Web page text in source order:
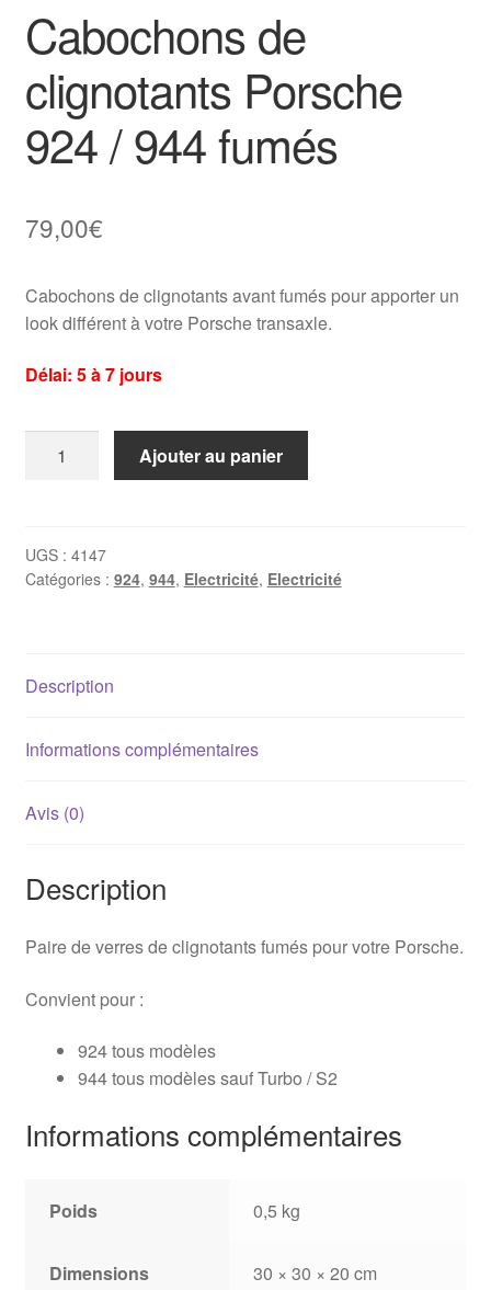
Cabochons de
clignotants Porsche
924 / 944 fumés
79,00€
Cabochons de clignotants avant fumés pour apporter un
look différent à votre Porsche transaxle.
Délai: 5 à 7 jours
clignotants
Porsche
fumés
Ajouter au panier
UGS : 4147
Catégories : 924, 944, Electricité, Electricité
Description
Informations complémentaires
Avis (0)
Description
Paire de verres de clignotants fumés pour votre Porsche.
Convient pour :
924 tous modèles
944 tous modèles sauf Turbo / S2
Informations complémentaires
Poids 0,5 kg
Dimensions 30 × 30 × 20 cm